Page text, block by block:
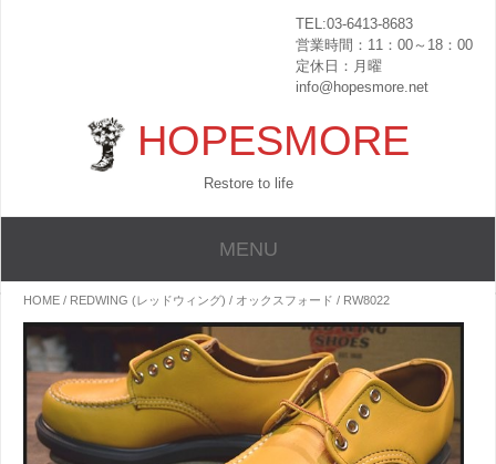
TEL:03-6413-8683
営業時間：11：00～18：00
定休日：月曜
info@hopesmore.net
HOPESMORE
Restore to life
MENU
HOME / REDWING (レッドウィング) / オックスフォード / RW8022